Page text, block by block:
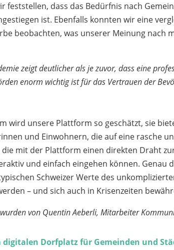
feststellen, dass das Bedürfnis nach
ist. Ebenfalls konnten wir eine
beobachten, was unserer Meinung nach
zeigt deutlicher als je zuvor, dass eine
enorm wichtig ist für das Vertrauen der
wird unsere Plattform so geschätzt, sie
und Einwohnern, die auf eine rasche
die mit der Plattform einen direkten Draht
und einfach eingehen können. Genau
Schweizer Werte des
– und sich auch in Krisenzeiten
von Quentin Aeberli, Mitarbeiter
digitalen Dorfplatz für Gemeinden und